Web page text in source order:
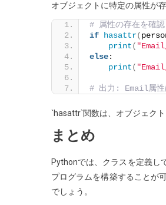
オブジェクトに特定の属性が
# 属性の存在を確認
if
hasattr(
print( "Email
else:
print( "Email
# 出力: Email属性
`hasattr`関数は、オブジェク
まとめ
Pythonでは、クラスを定義し
プログラムを構築することが
でしょう。